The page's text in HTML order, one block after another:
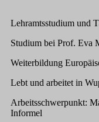
Lehramtsstudium und
Studium bei Prof. Eva
Weiterbildung
Lebt und arbeitet in
Arbeitsschwerpunkt:
Informel